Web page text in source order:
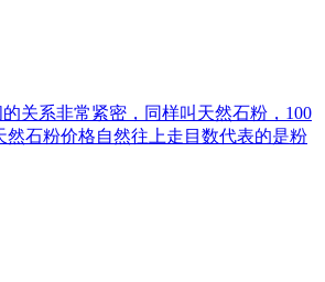
关系非常紧密，同样叫天然石粉，100
石粉价格自然往上走‌目数代表的是粉